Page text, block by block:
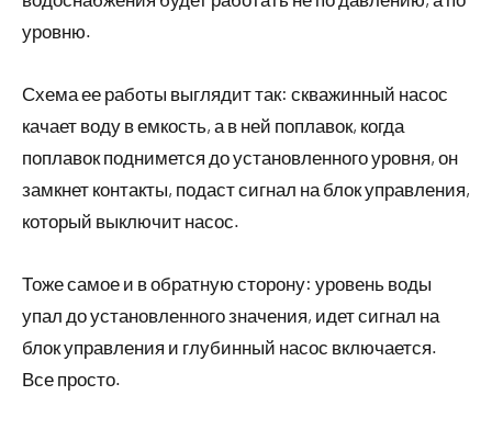
уровню.
Схема ее работы выглядит так: скважинный насос
качает воду в емкость, а в ней поплавок, когда
поплавок поднимется до установленного уровня, он
замкнет контакты, подаст сигнал на блок управления,
который выключит насос.
Тоже самое и в обратную сторону: уровень воды
упал до установленного значения, идет сигнал на
блок управления и глубинный насос включается.
Все просто.